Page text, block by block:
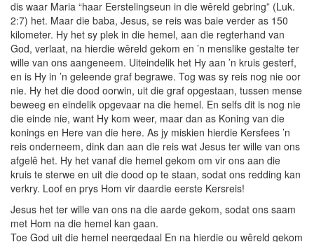
dis waar Maria “haar Eerstelingseun in die wêreld gebring” (Luk.
2:7) het. Maar die baba, Jesus, se reis was baie verder as 150
kilometer. Hy het sy plek in die hemel, aan die regterhand van
God, verlaat, na hierdie wêreld gekom en ’n menslike gestalte ter
wille van ons aangeneem. Uiteindelik het Hy aan ’n kruis gesterf,
en is Hy in ’n geleende graf begrawe. Tog was sy reis nog nie oor
nie. Hy het die dood oorwin, uit die graf opgestaan, tussen mense
beweeg en eindelik opgevaar na die hemel. En selfs dit is nog nie
die einde nie, want Hy kom weer, maar dan as Koning van die
konings en Here van die here. As jy miskien hierdie Kersfees ’n
reis onderneem, dink dan aan die reis wat Jesus ter wille van ons
afgelê het. Hy het vanaf die hemel gekom om vir ons aan die
kruis te sterwe en uit die dood op te staan, sodat ons redding kan
verkry. Loof en prys Hom vir daardie eerste Kersreis!
Jesus het ter wille van ons na die aarde gekom, sodat ons saam
met Hom na die hemel kan gaan.
Toe God uit die hemel neergedaal En na hierdie ou wêreld gekom